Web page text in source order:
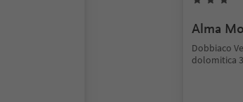
Alma
Dobbiaco
dolomitica